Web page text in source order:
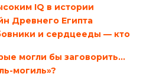
IQ в истории
Древнего Египта
и сердцееды — кто
могли бы заговорить…
могиль»?